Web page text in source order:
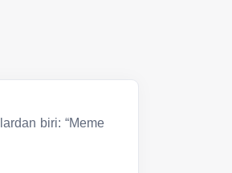
biri: “Meme